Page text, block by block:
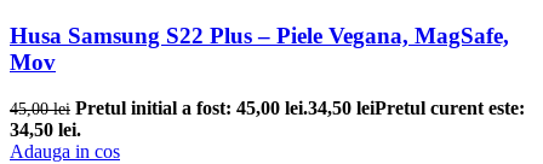
Husa Samsung S22 Plus – Piele Vegana, MagSafe,
Mov
45,00lei Pretul initial a fost: 45,00 lei.34,50 leiPretul curent este:
34,50 lei.
Adauga in cos